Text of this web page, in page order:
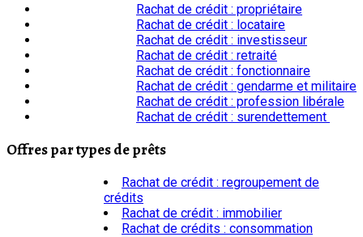
Rachat de crédit : propriétaire
Rachat de crédit : locataire
Rachat de crédit : investisseur
Rachat de crédit : retraité
Rachat de crédit : fonctionnaire
Rachat de crédit : gendarme et militaire
Rachat de crédit : profession libérale
Rachat de crédit : surendettement
Offres par types de prêts
Rachat de crédit : regroupement de
crédits
Rachat de crédit : immobilier
Rachat de crédits : consommation